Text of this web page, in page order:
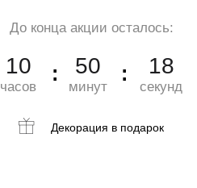
До конца акции осталось:
10
часов
50
минут
16
секунд
Декорация в подарок